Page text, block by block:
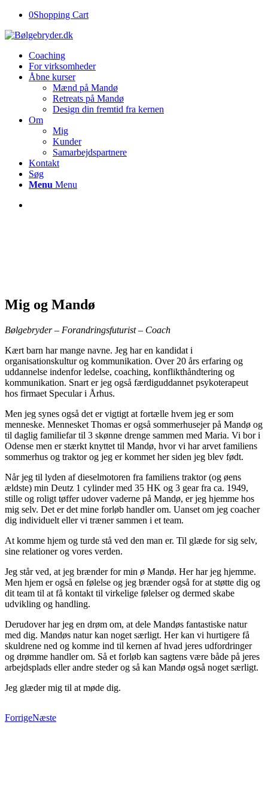
0Shopping Cart
Coaching
For virksomheder
Åbne kurser
Mænd på Mandø
Retreats på Mandø
Design din fremtid fra kernen
Om
Mig
Kunder
Samarbejdspartnere
Kontakt
Søg
Menu Menu
Mig og Mandø
Bølgebryder – Forandringsfuturist – Coach
Kært barn har mange navne. Jeg har en kandidat i
organisationskultur og kommunikation. Over 20 års erfaring og
uddannelse indenfor ledelse, coaching, konflikthåndtering og
kommunikation. Snart er jeg også færdiguddannet psykoterapeut
hos firmaet Specular i Århus.
Men jeg synes også det er vigtigt at fortælle hvem jeg er som
menneske. Mennesket Thomas er også sommerhusejer på Mandø og
til daglig familiefar til 3 skønne drenge sammen med Maria. Vi bor i
Odense men er stærkt knyttet til Mandø, hvor vi har arvet familiens
sommerhus og traktor og jeg er kommet her siden jeg blev født.
Når jeg til lyden af dieselmotoren fra familiens traktor (og øens
ældste) min Deutz 1 cylinder med 35 HK og 3 gear fra ca. 1949,
stille og roligt tøffer udover vaderne på Mandø, er jeg hjemme hos
mig selv. Det er det mine forløb handler om. Uanset om jeg coacher
dig individuelt eller vi træner sammen i et team.
At komme hjem og turde stå ved den man er. Til glæde for sig selv,
sine relationer og vores verden.
Jeg står ved, at jeg brænder for min ø Mandø. Her har jeg hjemme.
Men hjem er også en følelse og jeg brænder også for at støtte dig og
dit team til at få kontakt til virkelige følelser og dermed skabe
udvikling og handling.
Derudover har jeg en drøm om, at dele Mandøs fantastiske natur
med dig. Mandøs natur kan noget særligt. Her kan vi hurtigere få
skuldrene ned og komme ind til kernen af hvad jeres udfordringer
og drømme handler om. Så et forløb kan sagtens være både på jeres
arbejdsplads eller andre steder og så kan Mandø også noget særligt.
Jeg glæder mig til at møde dig.
ForrigeNæste